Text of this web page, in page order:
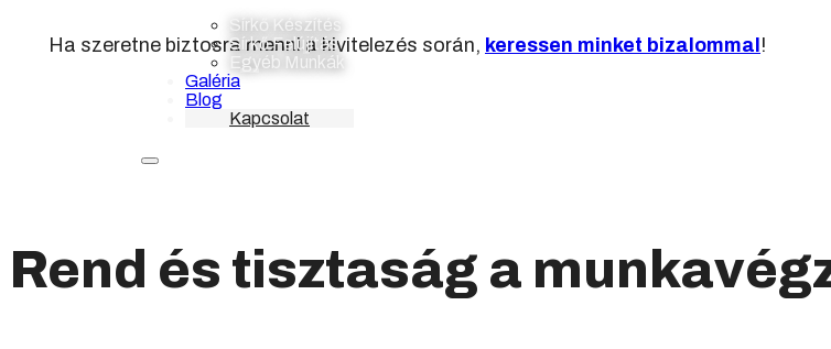
Sírkő Készítés
Sírkő Felújítás
Egyéb Munkák
Galéria
Blog
Kapcsolat
Ha szeretne biztosra menni a kivitelezés során, keressen minket bizalommal !
Rend és tisztaság a